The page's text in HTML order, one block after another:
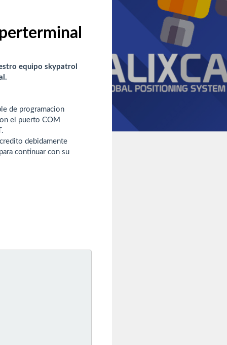
equipo skypatrol
de programacion
el puerto COM
debidamente
continuar con su